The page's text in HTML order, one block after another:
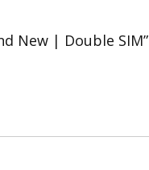
New | Double SIM”